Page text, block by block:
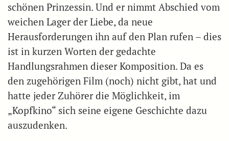
schönen Prinzessin. Und er nimmt Abschied vom
weichen Lager der Liebe, da neue
Herausforderungen ihn auf den Plan rufen – dies
ist in kurzen Worten der gedachte
Handlungsrahmen dieser Komposition. Da es
den zugehörigen Film (noch) nicht gibt, hat und
hatte jeder Zuhörer die Möglichkeit, im
„Kopfkino“ sich seine eigene Geschichte dazu
auszudenken.